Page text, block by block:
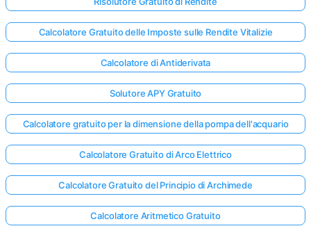
la Tua
Prima
Calcolatore Gratuito delle Imposte sulle Rendite Vitalizie
Calcolatore di Antiderivata
Solutore APY Gratuito
Calcolatore gratuito per la dimensione della pompa dell'acquario
Calcolatore Gratuito di Arco Elettrico
Calcolatore Gratuito del Principio di Archimede
Calcolatore Aritmetico Gratuito